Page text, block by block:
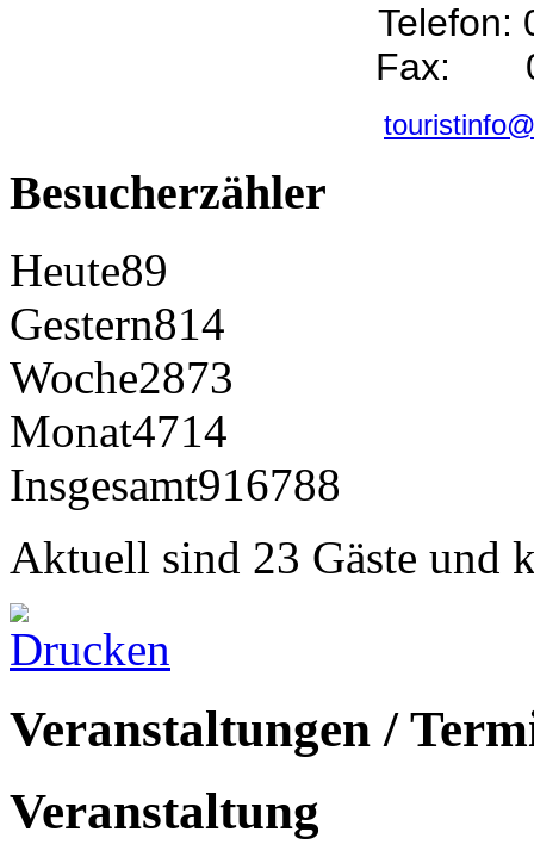
Telefon:
Fax:
Besucherzähler
Heute89
Gestern814
Woche2873
Monat4714
Insgesamt916788
Aktuell sind 23 Gäste und
Veranstaltungen /
Veranstaltung